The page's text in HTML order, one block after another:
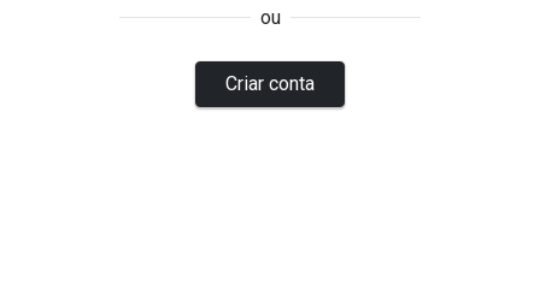
ou
Criar conta